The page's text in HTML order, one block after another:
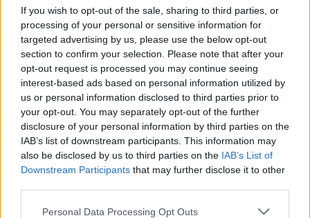
If you wish to opt-out of the sale, sharing to third parties, or
processing of your personal or sensitive information for
targeted advertising by us, please use the below opt-out
section to confirm your selection. Please note that after your
opt-out request is processed you may continue seeing
interest-based ads based on personal information utilized by
us or personal information disclosed to third parties prior to
your opt-out. You may separately opt-out of the further
disclosure of your personal information by third parties on the
IAB’s list of downstream participants. This information may
also be disclosed by us to third parties on the IAB’s List of
Downstream Participants that may further disclose it to other
Please note that this website/app uses one or more Google
Personal Data Processing Opt Outs
Az elmúlt egy év közlekedéspolitikai zűrzavarának
épp felfelé emelkedő hullámában előkerült
témaként új távolsági vonatok beszerzésének ...